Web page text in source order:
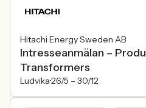
Hitachi Energy Sweden AB
Intresseanmälan –
Transformers
Ludvika26/5 – 30/12